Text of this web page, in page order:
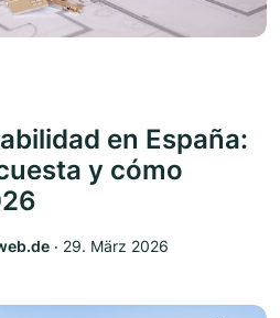
en España:
y cómo
‧ 29. März 2026